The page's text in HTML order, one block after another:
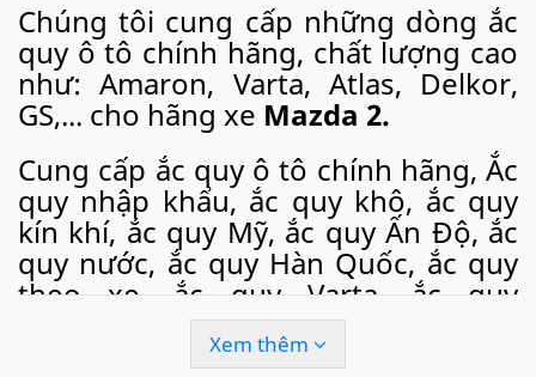
Chúng tôi cung cấp những dòng ắc
quy ô tô chính hãng, chất lượng cao
như: Amaron, Varta, Atlas, Delkor,
GS,... cho hãng xe Mazda 2.
Cung cấp ắc quy ô tô chính hãng, Ắc
quy nhập khẩu, ắc quy khô, ắc quy
kín khí, ắc quy Mỹ, ắc quy Ấn Độ, ắc
quy nước, ắc quy Hàn Quốc, ắc quy
theo xe, ắc quy Varta, ắc quy
Amaron, ắc quy Atlas, ắc quy GS, ắc
quy Delkor, ắc quy Rocket dùng cho
Xem thêm